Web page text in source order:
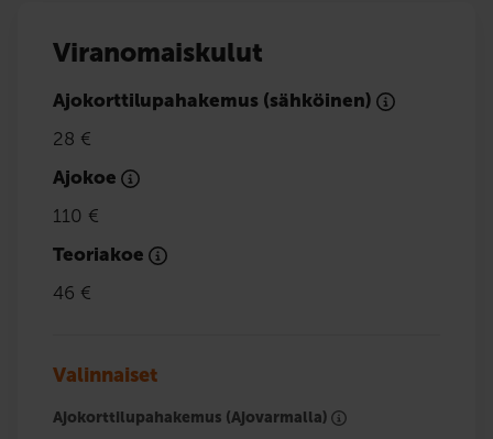
Viranomaiskulut
Ajokorttilupahakemus (sähköinen)
28 €
Ajokoe
110 €
Teoriakoe
46 €
Valinnaiset
Ajokorttilupahakemus (Ajovarmalla)